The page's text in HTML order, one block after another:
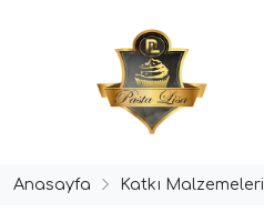
Anasayfa Katkı Malzemeleri